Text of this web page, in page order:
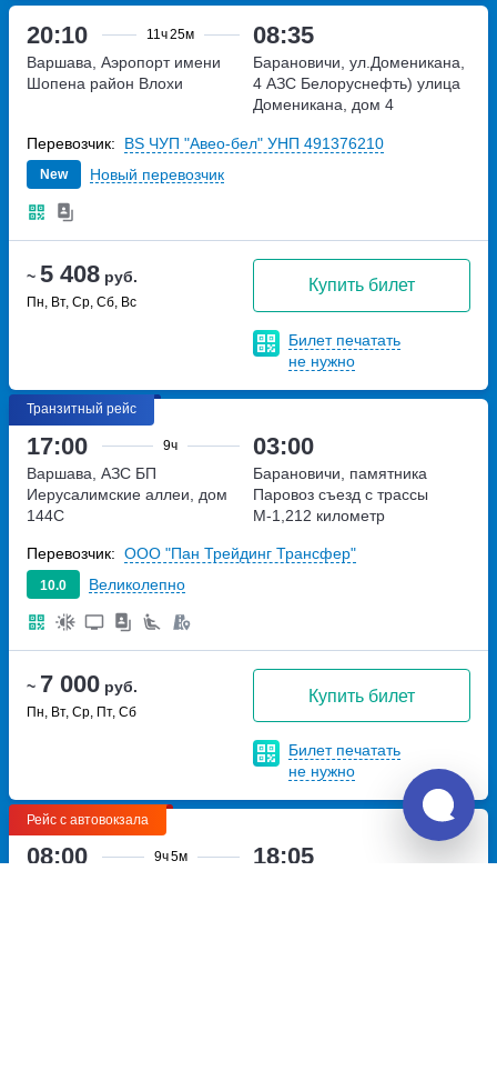
20:10 11ч25м 08:35
~ 5 408 руб.
Пн, Вт, Ср, Сб, Вс
Купить билет
Билет печатать
не нужно
Варшава, Аэропорт имени
Шопена район Влохи
Барановичи, ул.Доменикана,
4 АЗС Белоруснефть) улица
Доменикана, дом 4
New Новый перевозчик
Перевозчик: BS ЧУП "Авео-бел" УНП 491376210
Транзитный рейс
17:00 9ч 03:00
~ 7 000 руб.
Пн, Вт, Ср, Пт, Сб
Купить билет
Билет печатать
не нужно
Варшава, АЗС БП
Иерусалимские аллеи, дом
144C
Барановичи, памятника
Паровоз съезд с трассы
М-1,212 километр
10.0 Великолепно
Перевозчик: ООО "Пан Трейдинг Трансфер"
Рейс с автовокзала
08:00 9ч5м 18:05